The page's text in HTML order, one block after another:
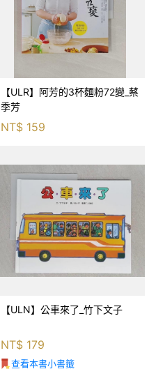
【ULR】阿芳的3杯麵粉72變_蔡
季芳
NT$ 159
【ULN】公車來了_竹下文子
NT$ 179
查看本書小書籤